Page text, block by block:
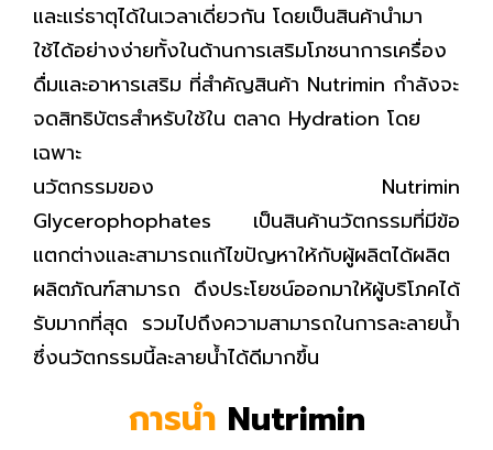
และแร่ธาตุได้ในเวลาเดี่ยวกัน โดยเป็นสินค้านำมา
ใช้ได้อย่างง่ายทั้งในด้านการเสริมโภชนาการเครื่อง
ดื่มและอาหารเสริม ที่สำคัญสินค้า Nutrimin กำลังจะ
จดสิทธิบัตรสำหรับใช้ใน ตลาด Hydration โดย
เฉพาะ
นวัตกรรมของ Nutrimin
Glycerophophates
เป็นสินค้านวัตกรรมที่มีข้อ
แตกต่างและสามารถแก้ไขปัญหาให้กับผู้ผลิตได้ผลิต
ผลิตภัณฑ์สามารถ ดึงประโยชน์ออกมาให้ผู้บริโภคได้
รับมากที่สุด รวมไปถึงความสามารถในการละลายน้ำ
ซึ่งนวัตกรรมนี้ละลายน้ำได้ดีมากขึ้น
การนำ Nutrimin